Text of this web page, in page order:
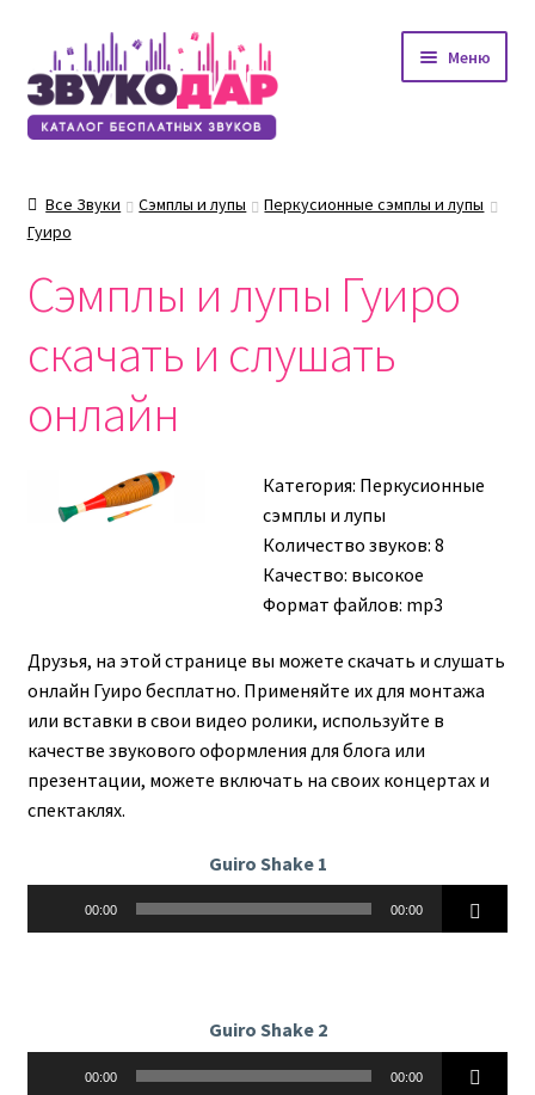
Перейти
к
навигации
Перейти
к
содержимому
Меню
Все Звуки Сэмплы и лупы
Перкусионные сэмплы и лупы
Гуиро
Сэмплы и лупы Гуиро
скачать и слушать
онлайн
Категория: Перкусионные
сэмплы и лупы
Количество звуков: 8
Качество: высокое
Формат файлов: mp3
Друзья, на этой странице вы можете скачать и слушать
онлайн Гуиро бесплатно. Применяйте их для монтажа
или вставки в свои видео ролики, используйте в
качестве звукового оформления для блога или
презентации, можете включать на своих концертах и
спектаклях.
Guiro Shake 1
00:00 00:00
Guiro Shake 2
00:00 00:00